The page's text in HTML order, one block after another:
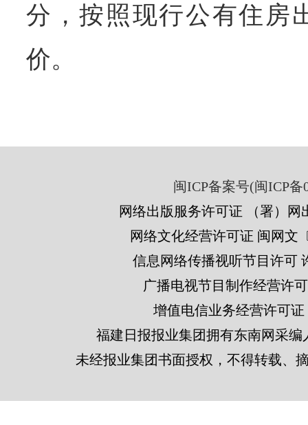
分，按照现行公有住房
价。
闽ICP备案号(闽ICP备
网络出版服务许可证 （署）网
网络文化经营许可证 闽网文
信息网络传播视听节目许可
广播电视节目制作经营许
增值电信业务经营许可证
福建日报报业集团拥有东南网采
未经报业集团书面授权，不得转载、